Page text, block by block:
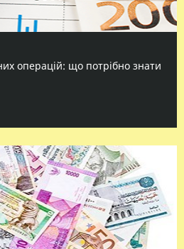
операцій: що потрібно знати